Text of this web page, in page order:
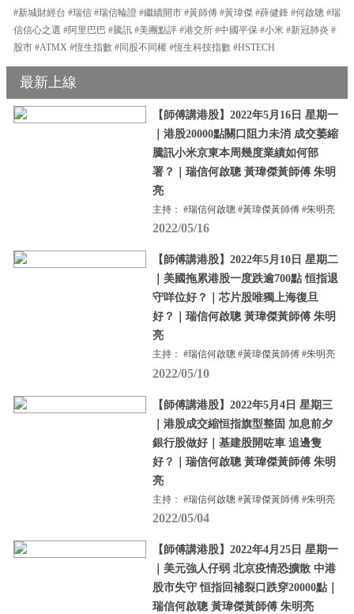
#新城財經台 #瑞信 #瑞信輪證 #繼續開市 #黃師傅 #黃瑋傑 #薛健鋒 #何啟聰 #瑞
信信心之選 #阿里巴巴 #騰訊 #美團點評 #港交所 #中國平保 #小米 #新冠肺炎 #
股市 #ATMX #恆生指數 #同股不同權 #恆生科技指數 #HSTECH
最新上線
【師傅講港股】2022年5月16日 星期一
｜港股20000點關口阻力未消 成交萎縮
騰訊小米京東本周幾度業績如何部
署？｜瑞信何啟聰 黃瑋傑黃師傅 朱明
亮
主持： #瑞信何啟聰 #黃瑋傑黃師傅 #朱明亮
2022/05/16
【師傅講港股】2022年5月10日 星期二
｜美國拖累港股一度跌逾700點 恒指退
守咩位好？｜芯片股唯獨上海復旦
好？｜瑞信何啟聰 黃瑋傑黃師傅 朱明
亮
主持： #瑞信何啟聰 #黃瑋傑黃師傅 #朱明亮
2022/05/10
【師傅講港股】2022年5月4日 星期三
｜港股成交縮恒指旗型整固 加息前夕
銀行股做好｜基建股開咗車 追邊隻
好？｜瑞信何啟聰 黃瑋傑黃師傅 朱明
亮
主持： #瑞信何啟聰 #黃瑋傑黃師傅 #朱明亮
2022/05/04
【師傅講港股】2022年4月25日 星期一
｜美元強人仔弱 北京疫情恐擴散 中港
股市失守 恒指回補裂口跌穿20000點｜
瑞信何啟聰 黃瑋傑黃師傅 朱明亮